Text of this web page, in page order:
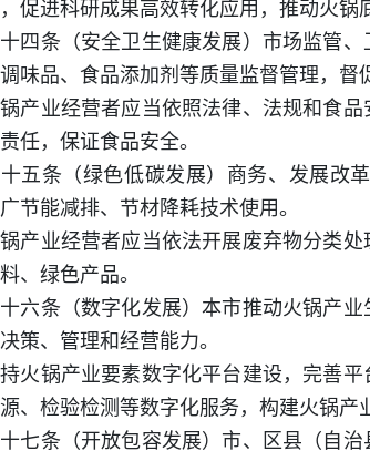
促进科研成果高效转化应用，推动火锅
四条（安全卫生健康发展）市场监管
味品、食品添加剂等质量监督管理，督
产业经营者应当依照法律、法规和食
任，保证食品安全。
五条（绿色低碳发展）商务、发展改
节能减排、节材降耗技术使用。
产业经营者应当依法开展废弃物分类
、绿色产品。
六条（数字化发展）本市推动火锅产
策、管理和经营能力。
火锅产业要素数字化平台建设，完善
、检验检测等数字化服务，构建火锅产
七条（开放包容发展）市、区县（自